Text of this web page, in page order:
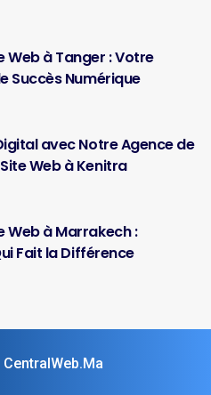
Web à Tanger : Votre
Succès Numérique
avec Notre Agence de
Web à Kenitra
Web à Marrakech :
Fait la Différence